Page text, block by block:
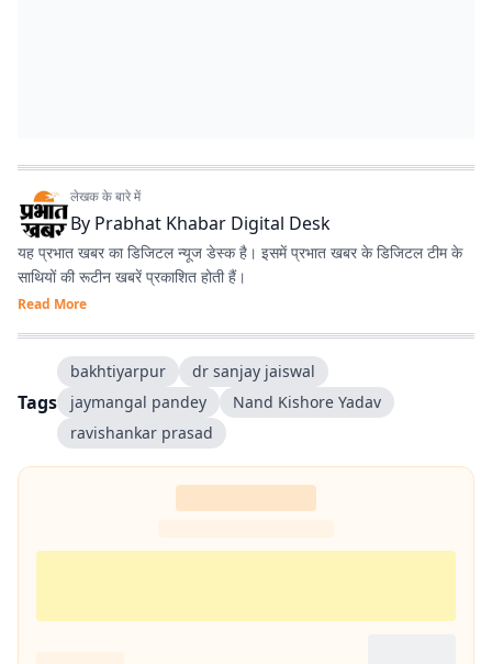
लेखक के बारे में
By Prabhat Khabar Digital Desk
यह प्रभात खबर का डिजिटल न्यूज डेस्क है। इसमें प्रभात खबर के डिजिटल टीम के
साथियों की रूटीन खबरें प्रकाशित होती हैं।
Read More
Tags
bakh­tiyarpur
dr sanjay jaiswal
jaymangal pandey
Nand Kishore Yadav
ravishankar prasad